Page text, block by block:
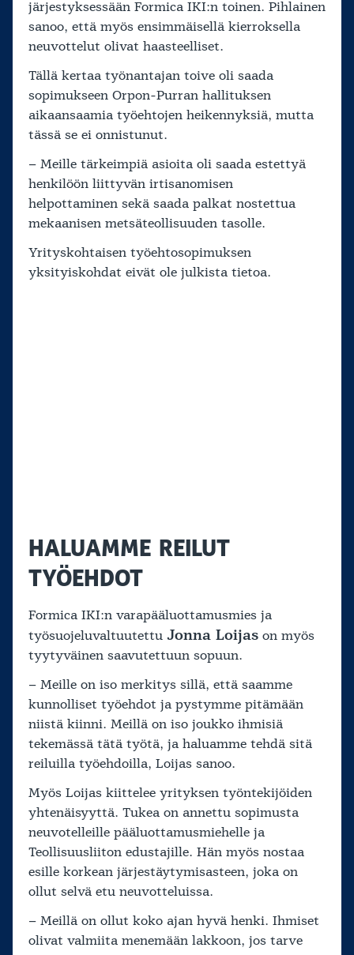
järjestyksessään Formica IKI:n toinen. Pihlainen
sanoo, että myös ensimmäisellä kierroksella
neuvottelut olivat haasteelliset.
Tällä kertaa työnantajan toive oli saada
sopimukseen Orpon-Purran hallituksen
aikaansaamia työehtojen heikennyksiä, mutta
tässä se ei onnistunut.
– Meille tärkeimpiä asioita oli saada estettyä
henkilöön liittyvän irtisanomisen
helpottaminen sekä saada palkat nostettua
mekaanisen metsäteollisuuden tasolle.
Yrityskohtaisen työehtosopimuksen
yksityiskohdat eivät ole julkista tietoa.
HALUAMME REILUT
TYÖEHDOT
Formica IKI:n varapääluottamusmies ja
työsuojeluvaltuutettu Jonna Loijas on myös
tyytyväinen saavutettuun sopuun.
– Meille on iso merkitys sillä, että saamme
kunnolliset työehdot ja pystymme pitämään
niistä kiinni. Meillä on iso joukko ihmisiä
tekemässä tätä työtä, ja haluamme tehdä sitä
reiluilla työehdoilla, Loijas sanoo.
Myös Loijas kiittelee yrityksen työntekijöiden
yhtenäisyyttä. Tukea on annettu sopimusta
neuvotelleille pääluottamusmiehelle ja
Teollisuusliiton edustajille. Hän myös nostaa
esille korkean järjestäytymisasteen, joka on
ollut selvä etu neuvotteluissa.
– Meillä on ollut koko ajan hyvä henki. Ihmiset
olivat valmiita menemään lakkoon, jos tarve